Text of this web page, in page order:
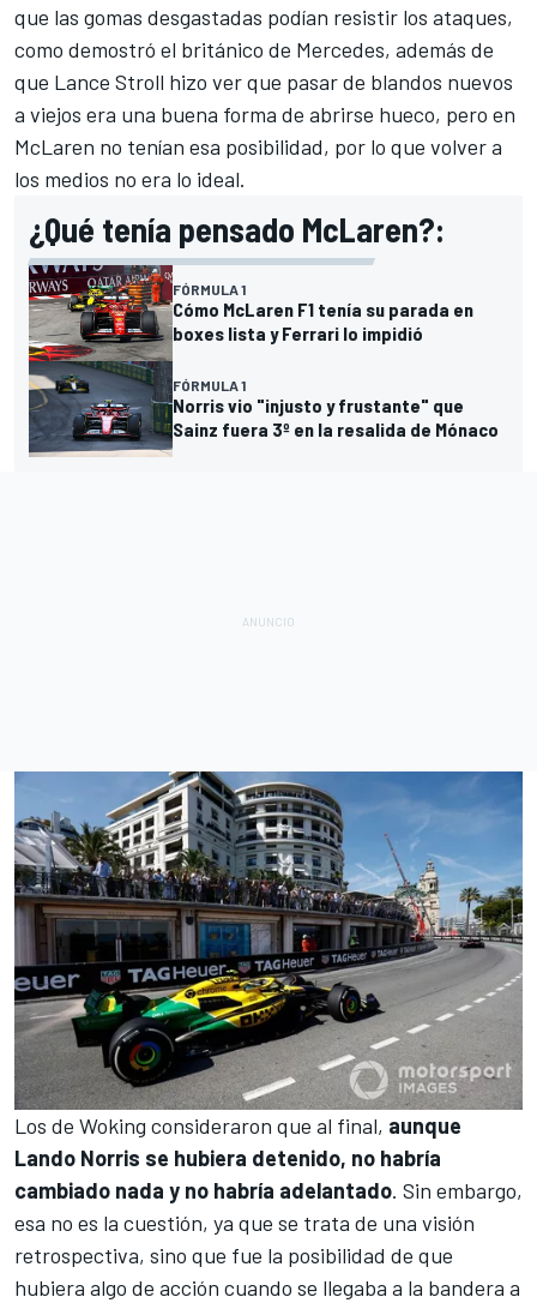
que las gomas desgastadas podían resistir los ataques,
como demostró el británico de Mercedes, además de
que Lance Stroll hizo ver que pasar de blandos nuevos
a viejos era una buena forma de abrirse hueco, pero en
McLaren no tenían esa posibilidad, por lo que volver a
los medios no era lo ideal.
¿Qué tenía pensado McLaren?:
FÓRMULA 1
Cómo McLaren F1 tenía su parada en
boxes lista y Ferrari lo impidió
FÓRMULA 1
Norris vio "injusto y frustante" que
Sainz fuera 3º en la resalida de Mónaco
Los de Woking consideraron que al final, aunque
Lando Norris se hubiera detenido, no habría
cambiado nada y no habría adelantado. Sin embargo,
esa no es la cuestión, ya que se trata de una visión
retrospectiva, sino que fue la posibilidad de que
hubiera algo de acción cuando se llegaba a la bandera a